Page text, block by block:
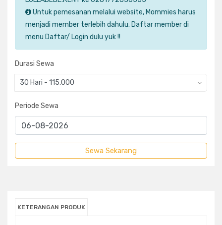
Untuk pemesanan melalui website, Mommies harus
menjadi member terlebih dahulu. Daftar member di
menu Daftar/ Login dulu yuk !!
Durasi Sewa
30 Hari - 115,000
Periode Sewa
KETERANGAN PRODUK